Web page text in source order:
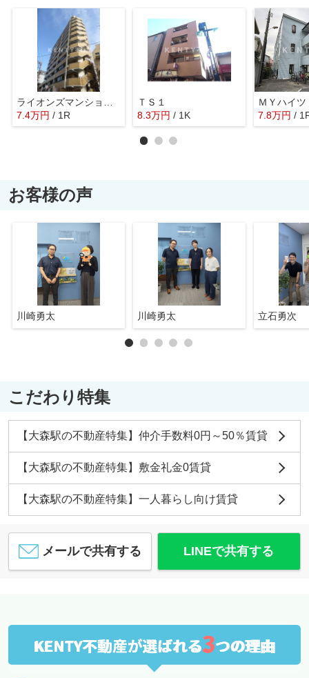
7.4万円 / 1R
ＴＳ１
8.3万円 / 1K
ＭＹハイツ
7.8万円 /
お客様の声
川崎勇太 川崎勇太 立石勇次
こだわり特集
【大森駅の不動産特集】仲介手数料0円～50％賃貸
【大森駅の不動産特集】敷金礼金0賃貸
【大森駅の不動産特集】一人暮らし向け賃貸
メールで共有する LINEで共有する
KENTY不動産が選ばれる3つの理由